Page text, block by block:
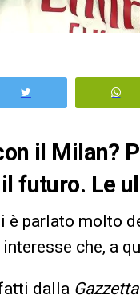
il Milan?
il futuro. Le
è parlato molto
interesse che, a
dalla